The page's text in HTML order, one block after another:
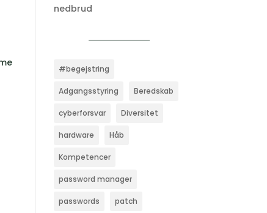
nedbrud
#begejstring
Adgangsstyring Beredskab
cyberforsvar Diversitet
hardware Håb
Kompetencer
password manager
passwords patch